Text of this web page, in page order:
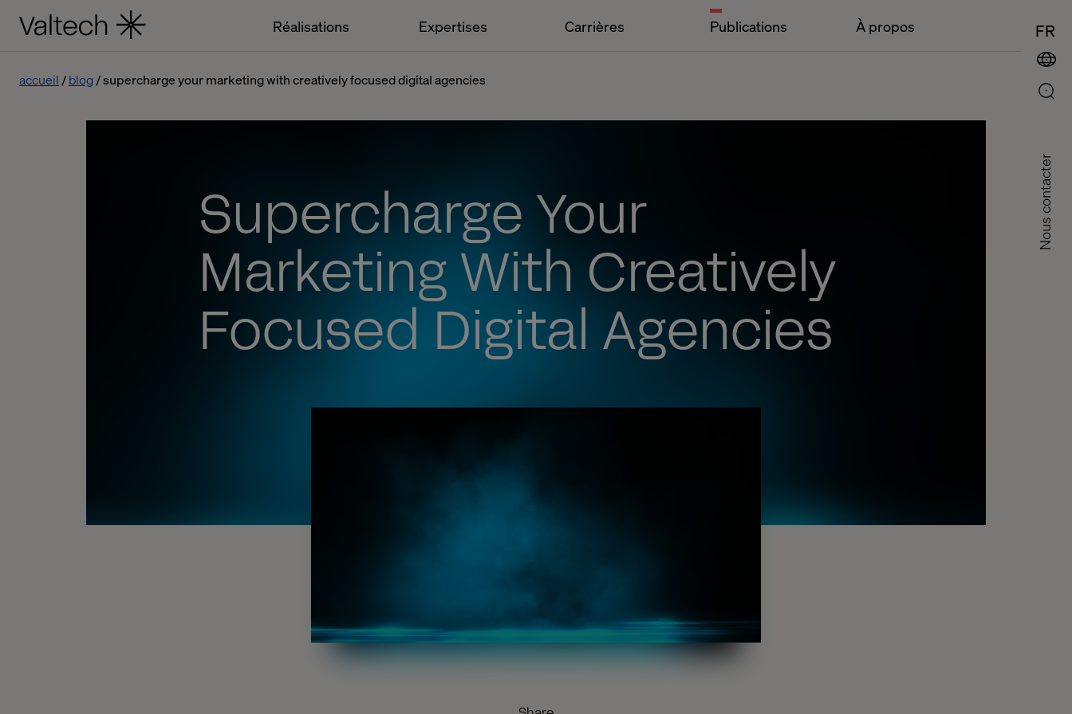
Réalisations Expertises Carrières Publications À propos FR
Nous contacter
accueil blog supercharge your marketing with creatively focused digital agencies
Supercharge Your
Marketing With Creatively
Focused Digital Agencies